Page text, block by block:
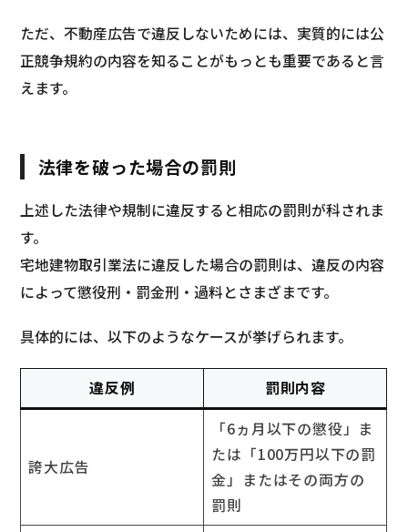
ただ、不動産広告で違反しないためには、実質的には公
正競争規約の内容を知ることがもっとも重要であると言
えます。
法律を破った場合の罰則
上述した法律や規制に違反すると相応の罰則が科されま
す。
宅地建物取引業法に違反した場合の罰則は、違反の内容
によって懲役刑・罰金刑・過料とさまざまです。
具体的には、以下のようなケースが挙げられます。
違反例 罰則内容
誇大広告
「6ヵ月以下の懲役」ま
たは「100万円以下の罰
金」またはその両方の
罰則